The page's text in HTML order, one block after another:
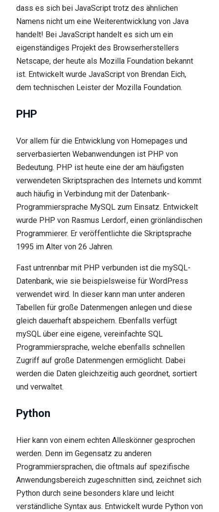
dass es sich bei JavaScript trotz des ähnlichen
Namens nicht um eine Weiterentwicklung von Java
handelt! Bei JavaScript handelt es sich um ein
eigenständiges Projekt des Browserherstellers
Netscape, der heute als Mozilla Foundation bekannt
ist. Entwickelt wurde JavaScript von Brendan Eich,
dem technischen Leister der Mozilla Foundation.
PHP
Vor allem für die Entwicklung von Homepages und
serverbasierten Webanwendungen ist PHP von
Bedeutung. PHP ist heute eine der am häufigsten
verwendeten Skriptsprachen des Internets und kommt
auch häufig in Verbindung mit der Datenbank-
Programmiersprache MySQL zum Einsatz. Entwickelt
wurde PHP von Rasmus Lerdorf, einen grönländischen
Programmierer. Er veröffentlichte die Skriptsprache
1995 im Alter von 26 Jahren.
Fast untrennbar mit PHP verbunden ist die mySQL-
Datenbank, wie sie beispielsweise für WordPress
verwendet wird. In dieser kann man unter anderen
Tabellen für große Datenmengen anlegen und diese
gleich dauerhaft abspeichern. Ebenfalls verfügt
mySQL über eine eigene, vereinfachte SQL
Programmiersprache, welche ebenfalls schnellen
Zugriff auf große Datenmengen ermöglicht. Dabei
werden die Daten gleichzeitig auch geordnet, sortiert
und verwaltet.
Python
Hier kann von einem echten Alleskönner gesprochen
werden. Denn im Gegensatz zu anderen
Programmiersprachen, die oftmals auf spezifische
Anwendungsbereich zugeschnitten sind, zeichnet sich
Python durch seine besonders klare und leicht
verständliche Syntax aus. Entwickelt wurde Python von